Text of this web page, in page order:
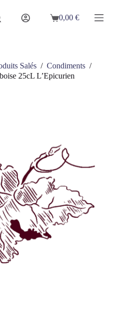
Panier
0,00€
Salés / Condiments /
25cL L’Epicurien